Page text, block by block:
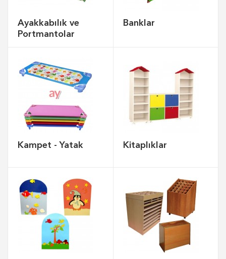
Ayakkabılık ve
Portmantolar
Banklar
Kampet - Yatak Kitaplıklar